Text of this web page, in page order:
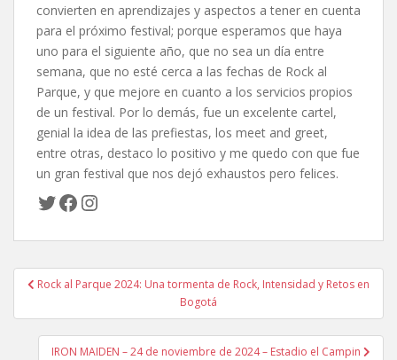
convierten en aprendizajes y aspectos a tener en cuenta
para el próximo festival; porque esperamos que haya
uno para el siguiente año, que no sea un día entre
semana, que no esté cerca a las fechas de Rock al
Parque, y que mejore en cuanto a los servicios propios
de un festival. Por lo demás, fue un excelente cartel,
genial la idea de las prefiestas, los meet and greet,
entre otras, destaco lo positivo y me quedo con que fue
un gran festival que nos dejó exhaustos pero felices.
Twitter
Facebook
Instagram
Navegación
entradas
Rock al Parque 2024: Una tormenta de Rock, Intensidad y Retos en
Bogotá
IRON MAIDEN – 24 de noviembre de 2024 – Estadio el Campin